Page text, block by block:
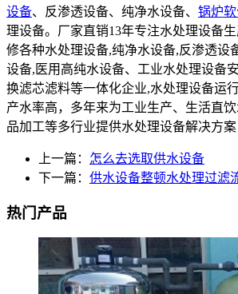
设备、反渗透设备、纯净水设备、 锅炉
理设备。厂家直销13年专注水处理设备
修各种水处理设备,纯净水设备,反渗透设
设备,医用高纯水设备、工业水处理设备
换滤芯滤料等一体化企业,水处理设备运
产水率高，多年来为工业生产、生活直
品加工等多行业提供水处理设备解决方案
上一篇： 怎么去选取供水设备
下一篇： 供水设备整顿水处理过滤
热门产品